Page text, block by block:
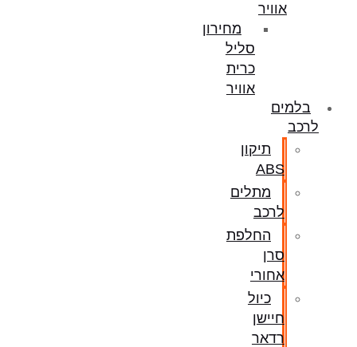
אוויר
מחירון
סליל
כרית
אוויר
בלמים
לרכב
תיקון
ABS
מתלים
לרכב
החלפת
סרן
אחורי
כיול
חיישן
רדאר